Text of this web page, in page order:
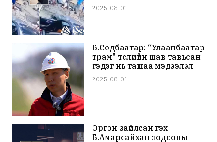
2025-08-01
Б.Содбаатар: “Улаанбаатар
трам" төслийн шав тавьсан
гэдэг нь ташаа мэдээлэл
2025-08-01
Оргон зайлсан гэх
Б.Амарсайхан зодооны